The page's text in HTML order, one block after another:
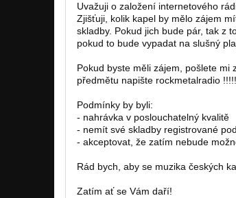
Uvažuji o založení internetového
Zjišťuji, kolik kapel by mělo zájem
skladby. Pokud jich bude pár, tak z
pokud to bude vypadat na slušný
Pokud byste měli zájem, pošlete mi
předmětu napište rockmetalradio !!!!!
Podmínky by byli:
- nahrávka v poslouchatelný kvalitě
- nemít své skladby registrované
- akceptovat, že zatím nebude
Rád bych, aby se muzika českých
Zatím ať se Vám daří!